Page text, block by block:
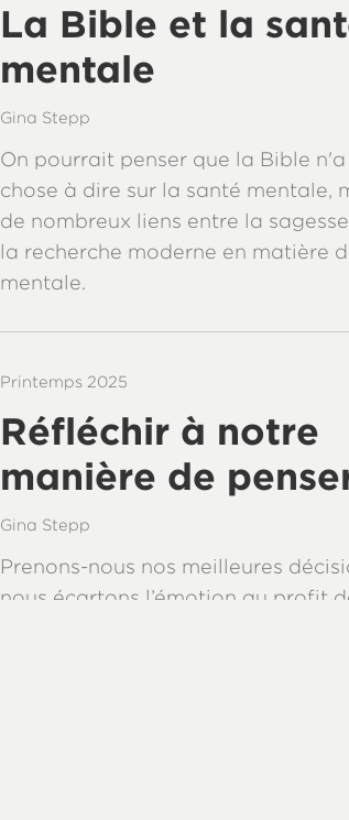
La Bible et la
mentale
Gina Stepp
On pourrait penser que la Bible
chose à dire sur la santé mentale,
de nombreux liens entre la
la recherche moderne en matière
mentale.
Printemps 2025
Réfléchir à notre
manière de
Gina Stepp
Prenons-nous nos meilleures
nous écartons l’émotion au profit